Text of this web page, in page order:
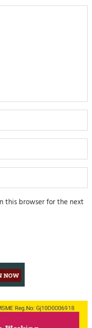
this browser for the next